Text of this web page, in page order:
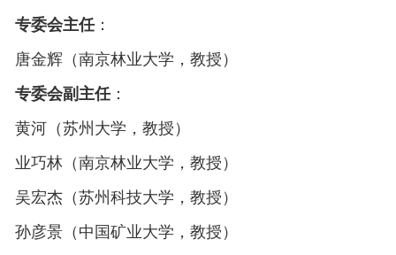
专委会主任：
唐金辉 （南京林业大学 ，教授）
专委会副主任：
黄河 （苏州大学 ，教授）
业巧林 （南京林业大学 ，教授）
吴宏杰 （苏州科技大学 ，教授）
孙彦景 （中国矿业大学 ，教授）